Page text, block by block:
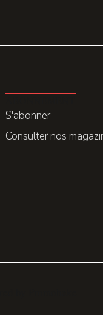
S'abonner
Consulter nos